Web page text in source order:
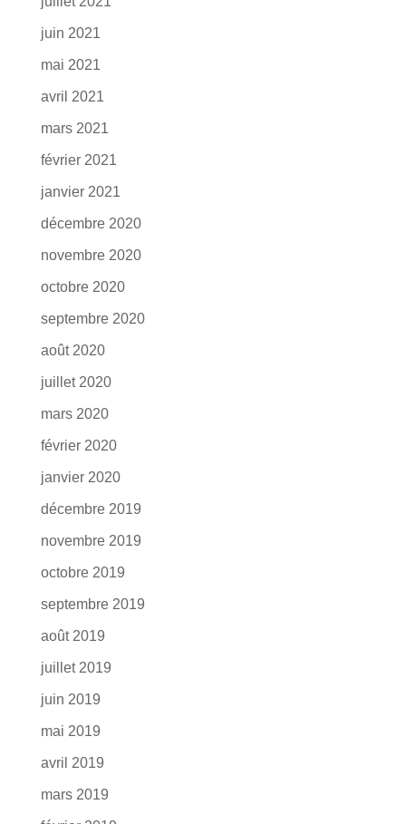
juin 2021
mai 2021
avril 2021
mars 2021
février 2021
janvier 2021
décembre 2020
novembre 2020
octobre 2020
septembre 2020
août 2020
juillet 2020
mars 2020
février 2020
janvier 2020
décembre 2019
novembre 2019
octobre 2019
septembre 2019
août 2019
juillet 2019
juin 2019
mai 2019
avril 2019
mars 2019